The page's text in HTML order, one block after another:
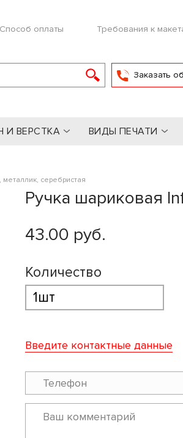
Способ оплаты Требования к
Заказать
И ВЕРСТКА ВИДЫ ПЕЧАТИ
серебристая
Ручка шариковая
43.00 руб.
Количество
Введите контактные данные